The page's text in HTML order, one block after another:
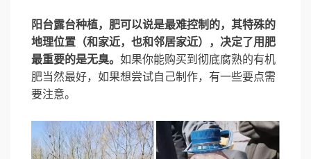
阳台露台种植，肥可以说是最难控制的，其特殊的
地理位置（和家近，也和邻居家近），决定了用肥
最重要的是无臭。 如果你能购买到彻底腐熟的有机
肥当然最好，如果想尝试自己制作，有一些要点需
要注意。